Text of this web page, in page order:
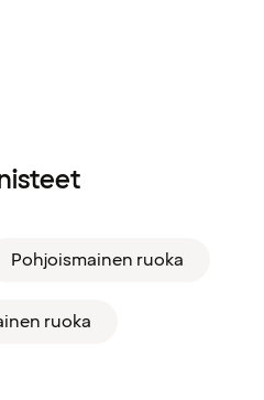
Pohjoismainen ruoka
ruoka